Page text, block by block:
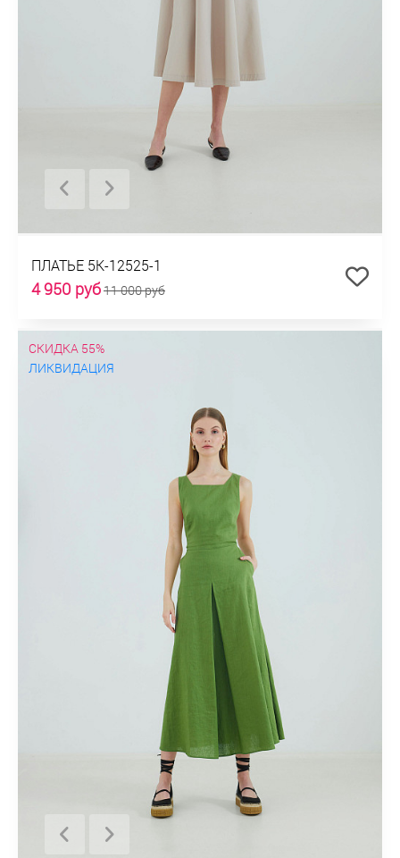
ПЛАТЬЕ 5К-12525-1
4 950 руб11 000 руб
СКИДКА 55%
ЛИКВИДАЦИЯ